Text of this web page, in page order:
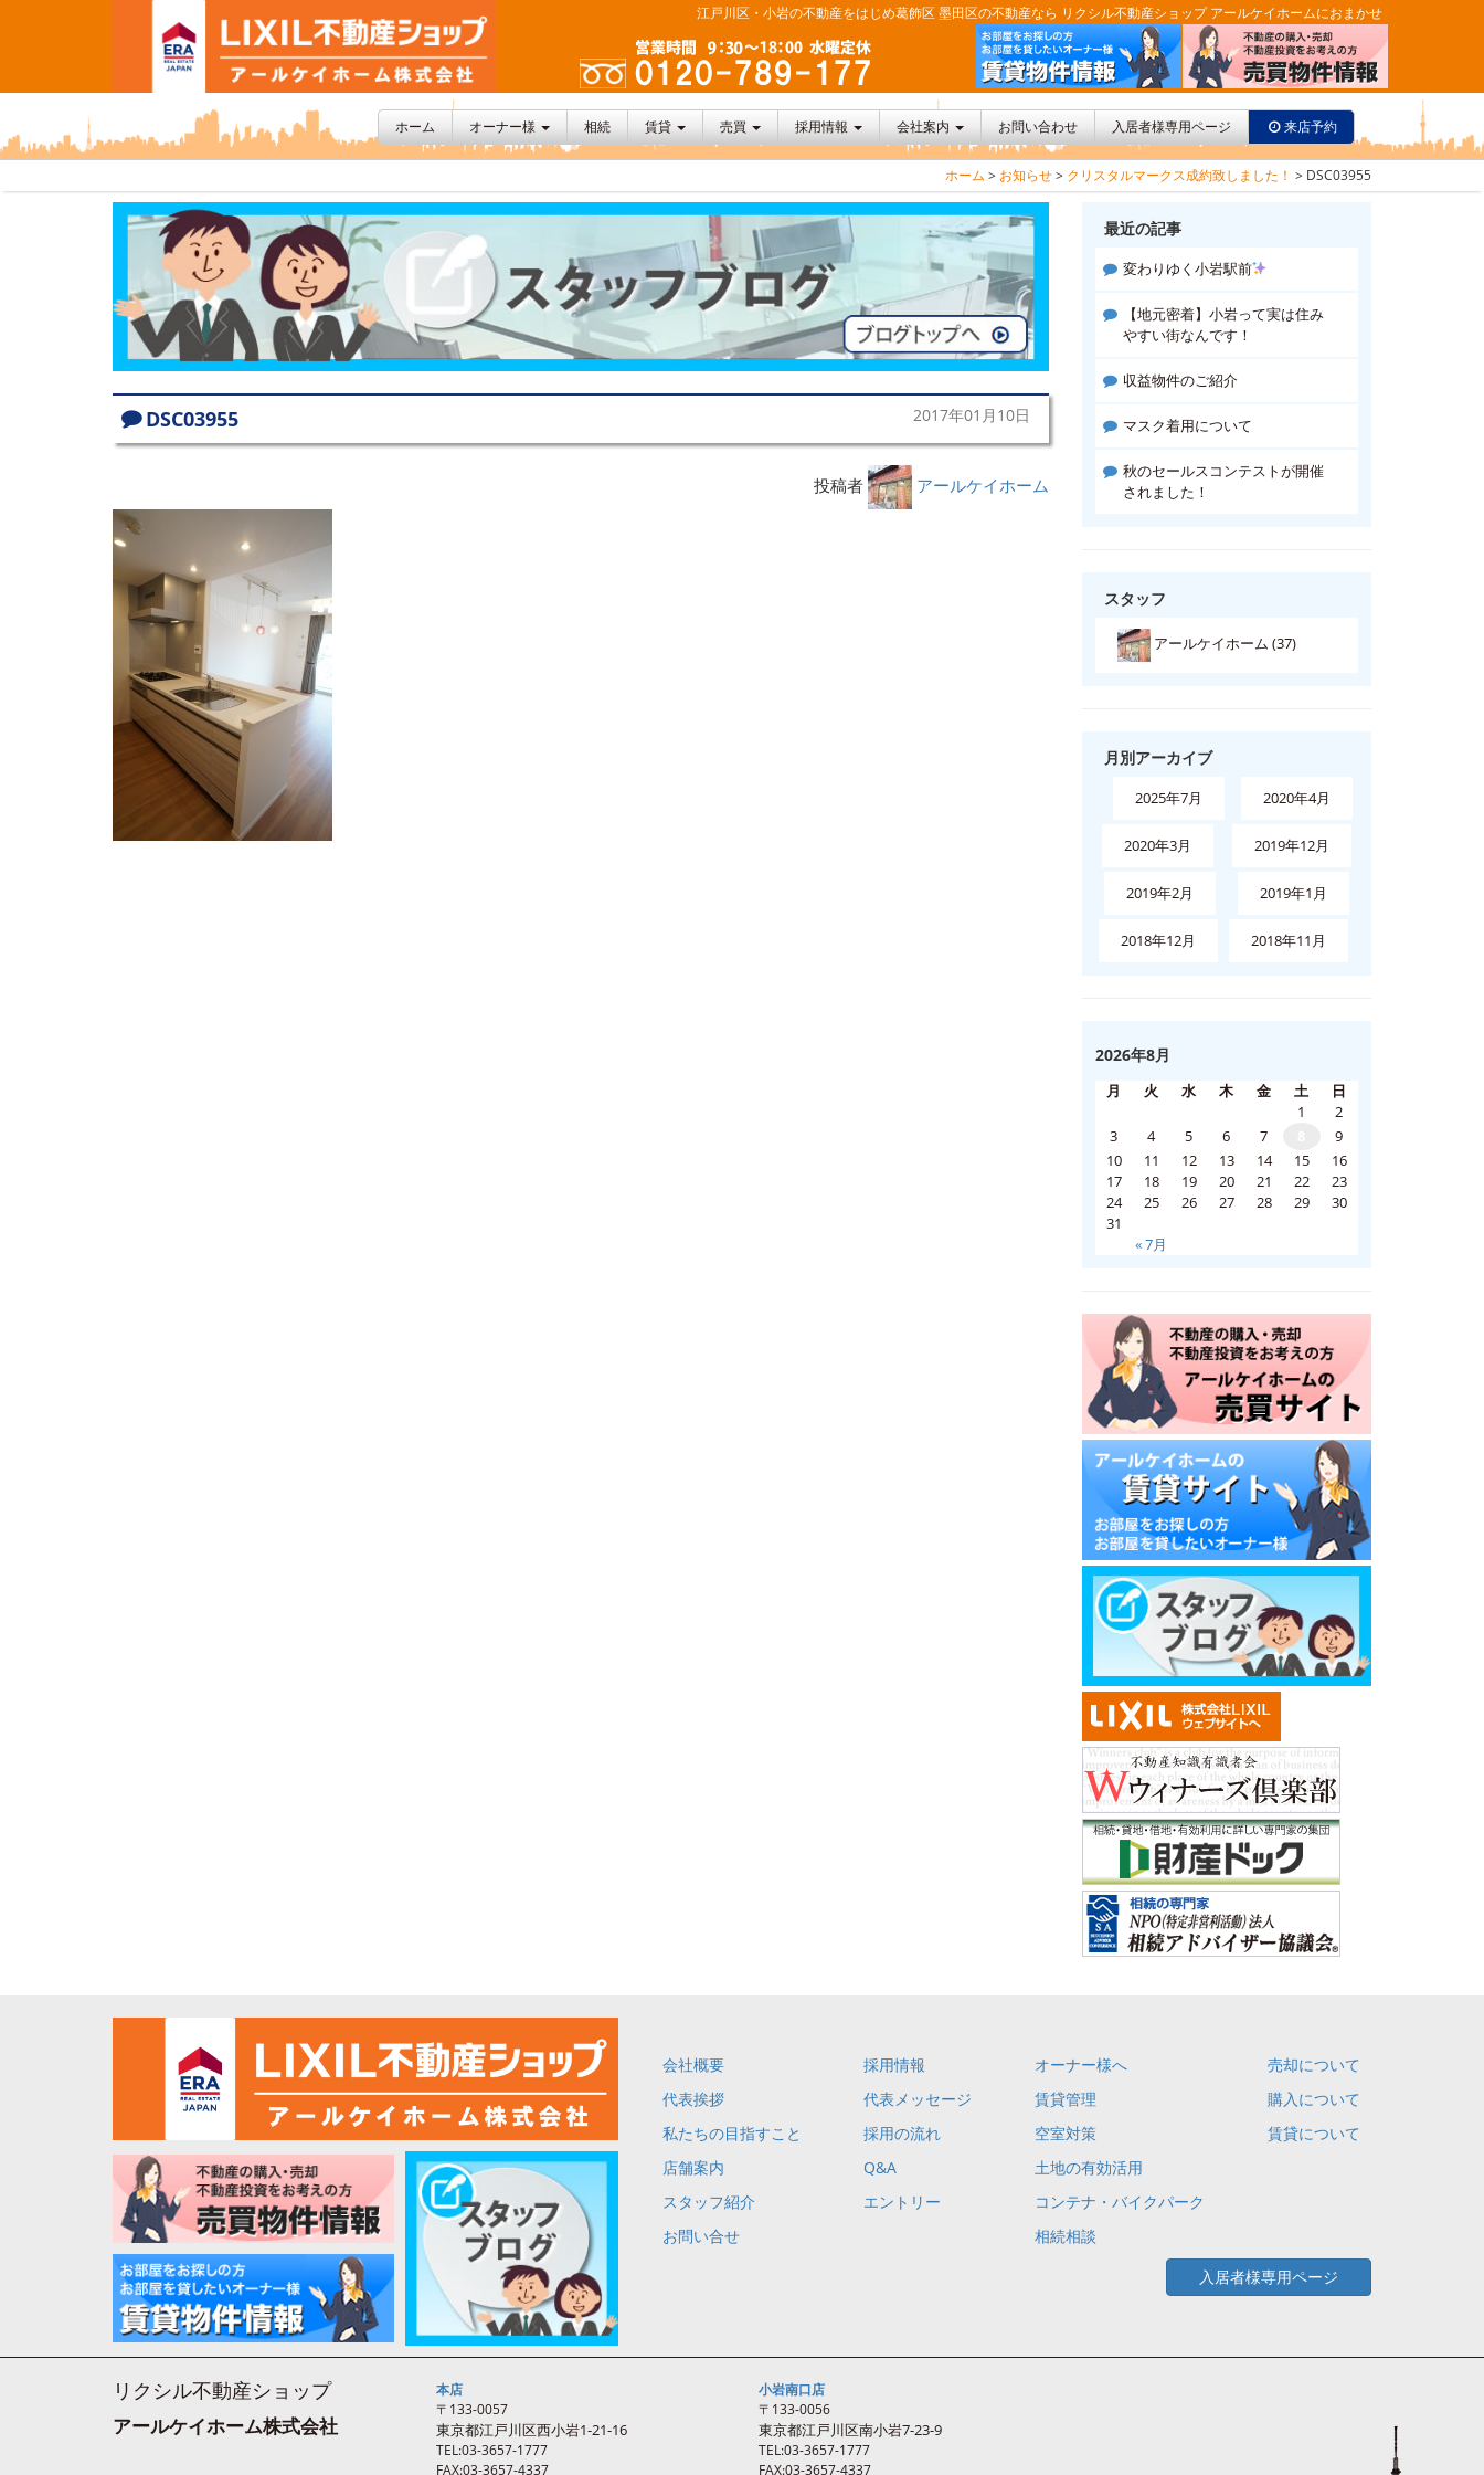
江戸川区・小岩の不動産をはじめ葛飾区 墨田区の不動産なら リクシル不動産ショップ アールケイホームにおまかせ
ホーム オーナー様 相続 賃貸 売買 採用情報 会社案内 お問い合わせ 入居者様専用ページ 来店予約
ホーム > お知らせ> クリスタルマークス成約致しました！ > DSC03955
DSC03955 2017年01月10日
投稿者 アールケイホーム
最近の記事
変わりゆく小岩駅前
【地元密着】小岩って実は住み
やすい街なんです！
収益物件のご紹介
マスク着用について
秋のセールスコンテストが開催
されました！
スタッフ
アールケイホーム (37)
月別アーカイブ
2025年7月 2020年4月
2020年3月 2019年12月
2019年2月 2019年1月
2018年12月 2018年11月
2026年8月
月 火 水 木 金 土 日
« 7月
1
2
3
4 5 6 7
9
10
11 12 13 14 15
16
17
18 19 20 21 22
23
24
25 26 27 28 29
30
31
会社概要
代表挨拶
私たちの目指すこと
店舗案内
スタッフ紹介
お問い合せ
採用情報
代表メッセージ
採用の流れ
Q&A
エントリー
オーナー様へ
賃貸管理
空室対策
土地の有効活用
コンテナ・バイクパーク
相続相談
売却について
購入について
賃貸について
入居者様専用ページ
リクシル不動産ショップ
アールケイホーム株式会社
本店
〒133-0057
東京都江戸川区西小岩1-21-16
TEL:03-3657-1777
FAX:03-3657-4337
小岩南口店
〒133-0056
東京都江戸川区南小岩7-23-9
TEL:03-3657-1777
FAX:03-3657-4337